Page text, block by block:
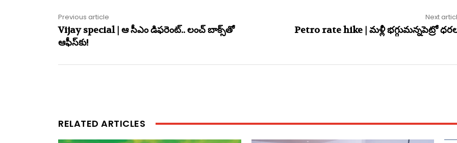
Previous article
Vijay special | ఆ సీఎం డిఫ‌రెంట్‌.. లంచ్ బాక్స్‌తో
ఆఫీస్‌కు!
Next
Petro rate hike | మ‌ళ్లీ భ‌గ్గుమ‌న్న‌పెట్రో
RELATED ARTICLES